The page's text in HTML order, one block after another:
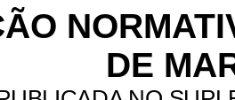
DE